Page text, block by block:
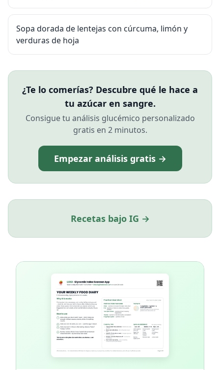
Sopa dorada de lentejas con cúrcuma, limón y
verduras de hoja
¿Te lo comerías? Descubre qué le hace a
tu azúcar en sangre.
Consigue tu análisis glucémico personalizado
gratis en 2 minutos.
Empezar análisis gratis →
Recetas bajo IG →